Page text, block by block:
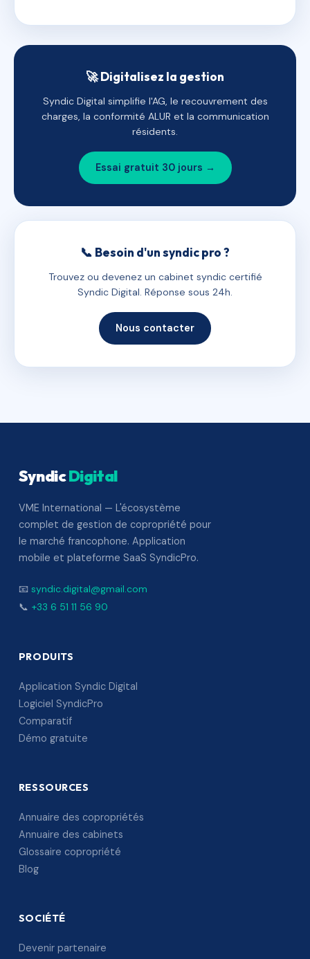
🚀 Digitalisez la gestion
Syndic Digital simplifie l'AG, le recouvrement des
charges, la conformité ALUR et la communication
résidents.
Essai gratuit 30 jours →
📞 Besoin d'un syndic pro ?
Trouvez ou devenez un cabinet syndic certifié
Syndic Digital. Réponse sous 24h.
Nous contacter
SyndicDigital
VME International — L'écosystème
complet de gestion de copropriété pour
le marché francophone. Application
mobile et plateforme SaaS SyndicPro.
📧 syndic.digital@gmail.com
📞 +33 6 51 11 56 90
PRODUITS
Application Syndic Digital
Logiciel SyndicPro
Comparatif
Démo gratuite
RESSOURCES
Annuaire des copropriétés
Annuaire des cabinets
Glossaire copropriété
Blog
SOCIÉTÉ
Devenir partenaire